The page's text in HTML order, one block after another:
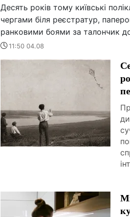
Десять років тому київські
чергами біля реєстратур,
ранковими боями за талончик
11:50 04.08